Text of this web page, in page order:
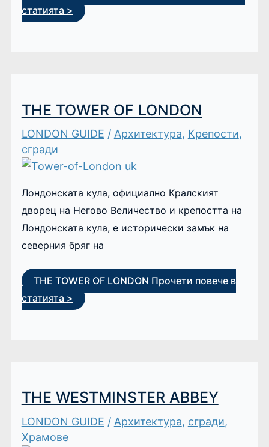
статията >
THE TOWER OF LONDON
LONDON GUIDE / Архитектура, Крепости,
сгради
Лондонската кула, официално Кралският
дворец на Негово Величество и крепостта на
Лондонската кула, е исторически замък на
северния бряг на
THE TOWER OF LONDON Прочети повече в
статията >
THE WESTMINSTER ABBEY
LONDON GUIDE / Архитектура, сгради,
Храмове